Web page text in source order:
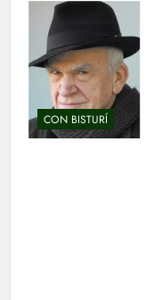
CON BISTURÍ